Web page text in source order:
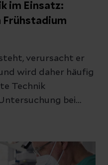
im Einsatz:
Frühstadium
verursacht er
wird daher häufig
Technik
bei
und ermöglicht
in der
tödlichsten